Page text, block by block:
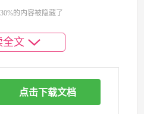
建工作与维护国家安全、
组织的政治优势、组织优
大动能。要围绕打击犯
的内容被隐藏了
全文
点击下载文档